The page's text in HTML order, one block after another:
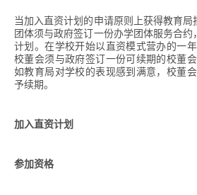
当加入直资计划的申请原则上获得教育
团体须与政府签订一份办学团体服务合
计划。在学校开始以直资模式营办的一
校董会须与政府签订一份可续期的校董
如教育局对学校的表现感到满意，校董
予续期。
加入直资计划
参加资格